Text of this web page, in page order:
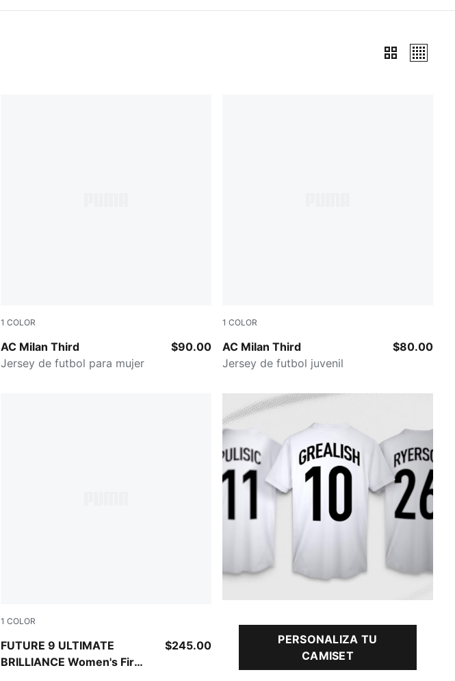
1 COLOR
AC Milan Third
Flat Dark Gray-Glowing Red
Jersey de futbol para mujer
$90.00
1 COLOR
AC Milan Third
Flat Dark Gray-Glowing Red
Jersey de futbol juvenil
$80.00
1 COLOR
FUTURE 9 ULTIMATE
BRILLIANCE Women's Firm
PUMA White-Ultra Orange-Pink Alert-Light Aqua
$245.00
PERSONALIZA TU
CAMISET